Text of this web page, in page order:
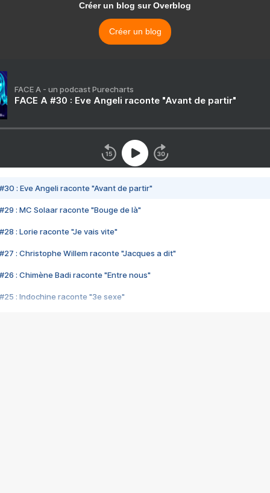
Créer un blog sur Overblog
Créer un blog
FACE A - un podcast Purecharts
FACE A #30 : Eve Angeli raconte "Avant de partir"
#30 : Eve Angeli raconte "Avant de partir"
#29 : MC Solaar raconte "Bouge de là"
#28 : Lorie raconte "Je vais vite"
#27 : Christophe Willem raconte "Jacques a dit"
#26 : Chimène Badi raconte "Entre nous"
#25 : Indochine raconte "3e sexe"